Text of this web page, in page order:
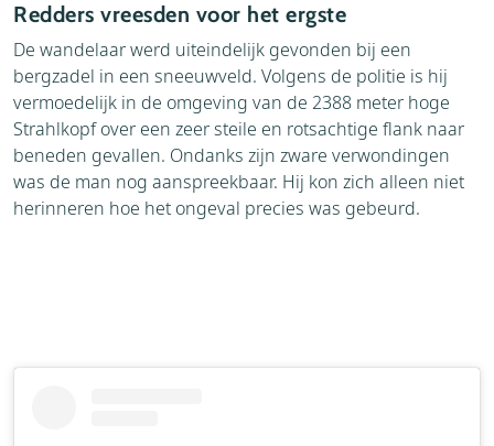
Redders vreesden voor het ergste
De wandelaar werd uiteindelijk gevonden bij een
bergzadel in een sneeuwveld. Volgens de politie is hij
vermoedelijk in de omgeving van de 2388 meter hoge
Strahlkopf over een zeer steile en rotsachtige flank naar
beneden gevallen. Ondanks zijn zware verwondingen
was de man nog aanspreekbaar. Hij kon zich alleen niet
herinneren hoe het ongeval precies was gebeurd.